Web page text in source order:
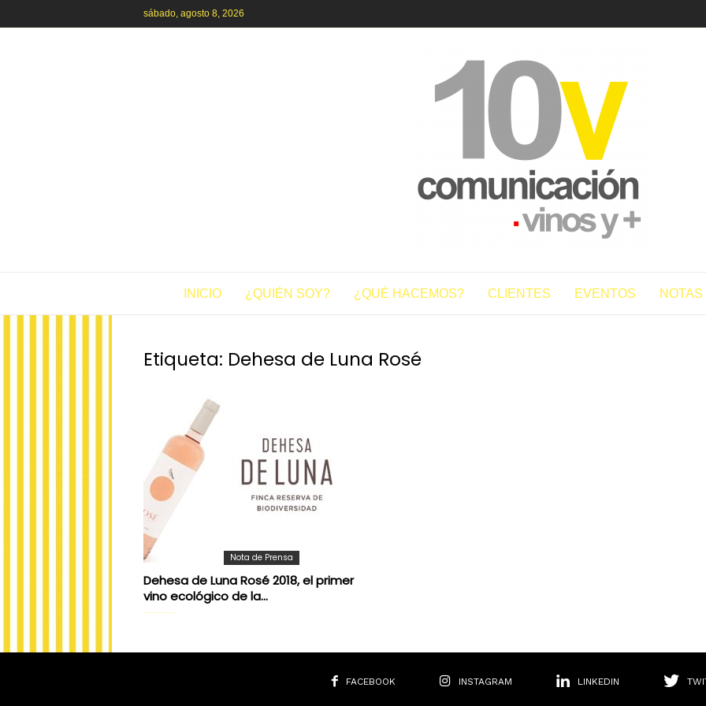
sábado, agosto 8, 2026
INICIO ¿QUIÉN SOY? ¿QUÉ HACEMOS? CLIENTES EVENTOS
Etiqueta: Dehesa de Luna Rosé
Nota de Prensa
Dehesa de Luna Rosé 2018, el primer
vino ecológico de la...
FACEBOOK INSTAGRAM LINKEDIN